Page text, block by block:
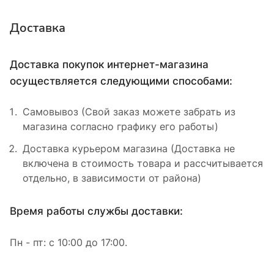
Доставка
Доставка покупок интернет-магазина
осуществляется следующими способами:
Самовывоз (Свой заказ можете забрать из
магазина согласно графику его работы)
Доставка курьером магазина (Доставка не
включена в стоимость товара и рассчитывается
отдельно, в зависимости от района)
Время работы службы доставки:
Пн - пт: с 10:00 до 17:00.